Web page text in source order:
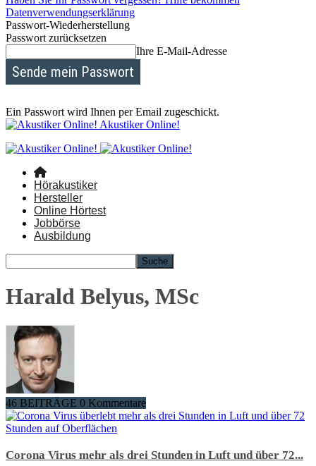
Datenverwendungserklärung
Passwort-Wiederherstellung
Passwort zurücksetzen
Ihre E-Mail-Adresse
Ein Passwort wird Ihnen per Email zugeschickt.
Akustiker Online!
Hörakustiker
Hersteller
Online Hörtest
Jobbörse
Ausbildung
Harald Belyus, MSc
46 BEITRÄGE 0 Kommentare
Corona Virus mehr als drei Stunden in Luft und über 72...